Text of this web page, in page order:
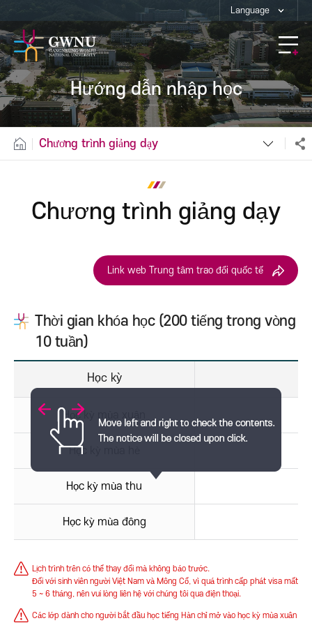
Language
Hướng dẫn nhập học
Chương trình giảng dạy
Chương trình giảng dạy
Link web Trung tâm trao đổi quốc tế
Thời gian khóa học (200 tiếng trong vòng
10 tuần)
Học kỳ
Học kỳ mùa xuân
Học kỳ mùa hè
Học kỳ mùa thu
Học kỳ mùa đông
Lịch trình trên có thể thay đổi mà không báo trước.
Đối với sinh viên người Việt Nam và Mông Cổ, vì quá trình cấp phát visa mất
5 ~ 6 tháng, nên vui lòng liên hệ với chúng tôi qua điện thoại.
Các lớp dành cho người bắt đầu học tiếng Hàn chỉ mở vào học kỳ mùa xuân